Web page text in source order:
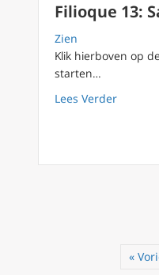
Filioque 13:
Zien
Klik hierboven op
starten…
Lees Verderabout
«